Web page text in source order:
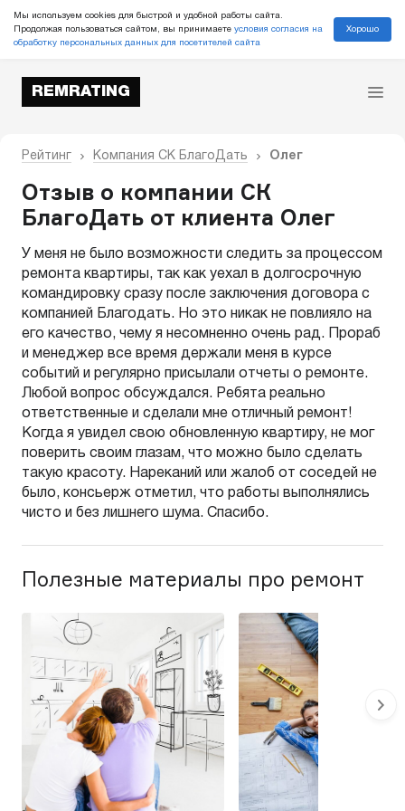
Мы используем cookies для быстрой и удобной работы сайта.
Продолжая пользоваться сайтом, вы принимаете условия согласия на
обработку персональных данных для посетителей сайта
Хорошо
REMRATING
Рейтинг Компания СК БлагоДать Олег
Отзыв о компании СК
БлагоДать от клиента Олег
У меня не было возможности следить за процессом
ремонта квартиры, так как уехал в долгосрочную
командировку сразу после заключения договора с
компанией Благодать. Но это никак не повлияло на
его качество, чему я несомненно очень рад. Прораб
и менеджер все время держали меня в курсе
событий и регулярно присылали отчеты о ремонте.
Любой вопрос обсуждался. Ребята реально
ответственные и сделали мне отличный ремонт!
Когда я увидел свою обновленную квартиру, не мог
поверить своим глазам, что можно было сделать
такую красоту. Нареканий или жалоб от соседей не
было, консьерж отметил, что работы выполнялись
чисто и без лишнего шума. Спасибо.
Полезные материалы про ремонт